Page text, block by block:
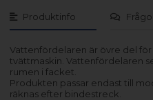
Produktinfo
Vattenfördelaren är övre del för
tvättmaskin. Vattenfördelaren
rumen i facket.
Produkten passar endast till
räknas efter bindestreck.